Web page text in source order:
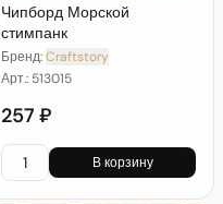
Чипборд Морской
стимпанк
Бренд:Craftstory
Арт.: 513015
257 ₽
В корзину